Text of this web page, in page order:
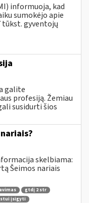
informuoja, kad
sumokėjo apie
tūkst. gyventojų
galite
profesiją. Žemiau
susidurti šios
skelbiama:
Šeimos nariais
gtdį 2 str
įsigyti